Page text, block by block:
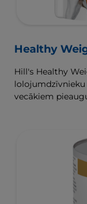
Healthy
Hill's Healthy
lolojumdzīvnieku
vecākiem